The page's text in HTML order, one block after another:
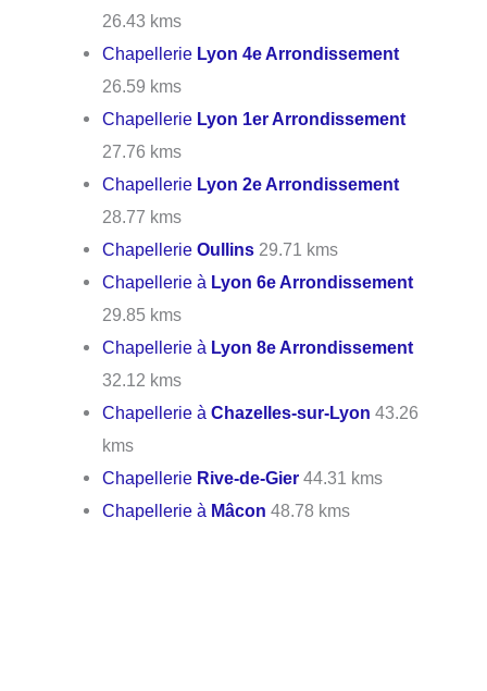
26.43 kms
Chapellerie Lyon 4e Arrondissement
26.59 kms
Chapellerie Lyon 1er Arrondissement
27.76 kms
Chapellerie Lyon 2e Arrondissement
28.77 kms
ChapellerieOullins 29.71 kms
Chapellerie à Lyon 6e Arrondissement
29.85 kms
Chapellerie à Lyon 8e Arrondissement
32.12 kms
Chapellerie àChazelles-sur-Lyon 43.26
kms
Chapellerie Rive-de-Gier 44.31 kms
Chapellerie à Mâcon 48.78 kms